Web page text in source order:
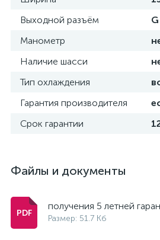
Выходной разъём
Манометр
Наличие шасси
Тип охлаждения
Гарантия производителя
Срок гарантии
Файлы и документы
получения 5 летней
Размер: 51.7 Кб